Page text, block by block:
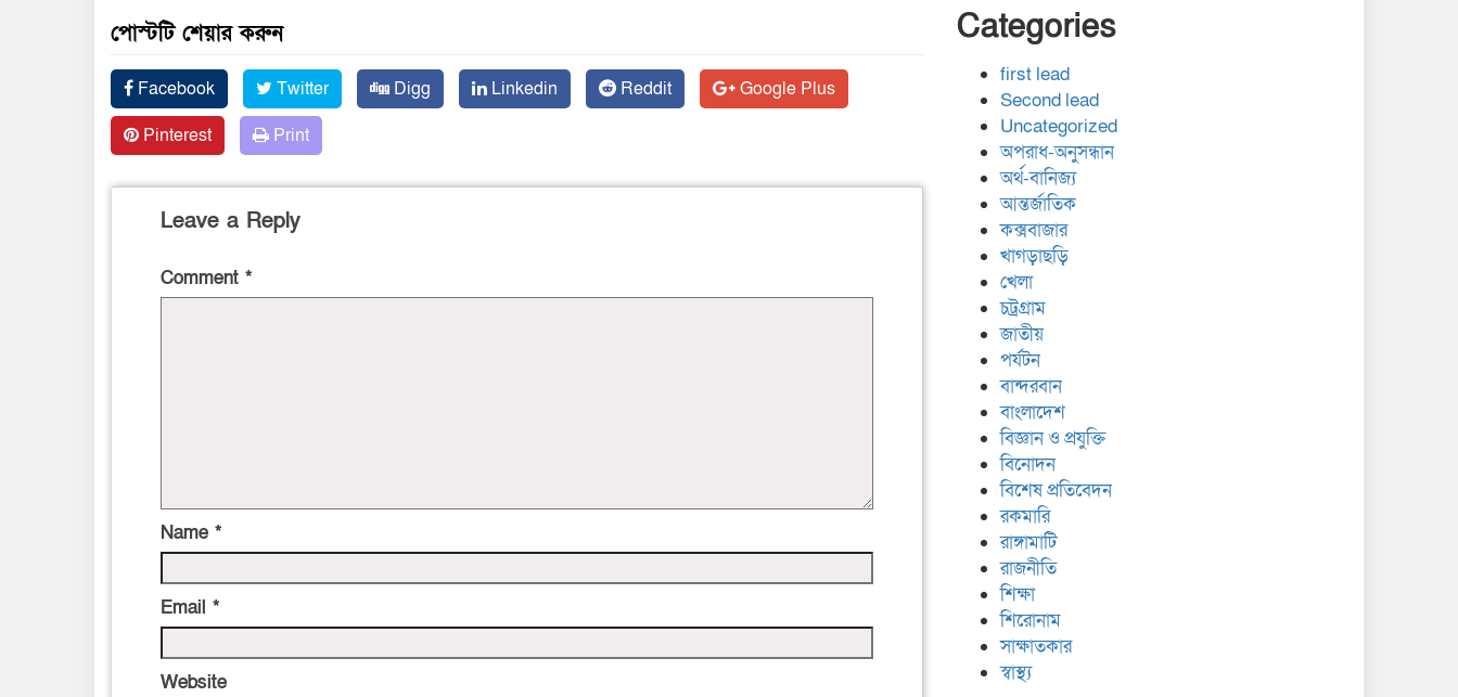
পোস্টটি শেয়ার করুন
Facebook Twitter Digg Linkedin Reddit
Google Plus
Pinterest
Print
Leave a Reply
Comment *
Name *
Email *
Website
Categories
first lead
Second lead
Uncategorized
অপরাধ-অনুসন্ধান
অর্থ-বানিজ্য
আন্তর্জাতিক
কক্সবাজার
খাগড়াছড়ি
খেলা
চট্রগ্রাম
জাতীয়
পর্যটন
বান্দরবান
বাংলাদেশ
বিজ্ঞান ও প্রযুক্তি
বিনোদন
বিশেষ প্রতিবেদন
রকমারি
রাঙ্গামাটি
রাজনীতি
শিক্ষা
শিরোনাম
সাক্ষাতকার
স্বাস্থ্য